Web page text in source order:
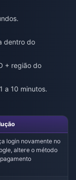
dentro do
+ região do
a 10 minutos.
login novamente no
altere o método